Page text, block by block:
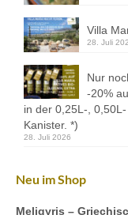
Impressum
Villa
28. Juli
Nur
-20%
in der 0,25L-,
Kanister. *)
28. Juli 2026
Neu im Shop
Meligyris –